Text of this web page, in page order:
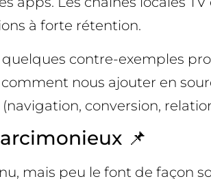
à forte rétention.
contre-exemples
nous ajouter en
conversion,
📌
mais peu le font de façon